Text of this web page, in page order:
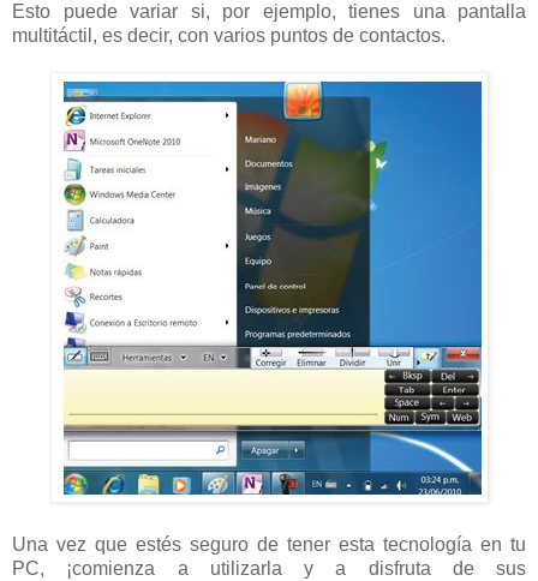
Esto puede variar si, por ejemplo, tienes una pantalla
multitáctil, es decir, con varios puntos de contactos.
Una vez que estés seguro de tener esta tecnología en tu
PC, ¡comienza a utilizarla y a disfruta de sus